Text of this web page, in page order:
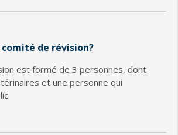
de révision?
est formé de 3 personnes, dont
et une personne qui